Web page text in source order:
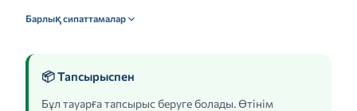
Барлық сипаттамалар
📦 Тапсырыспен
Бұл тауарға тапсырыс беруге болады. Өтінім